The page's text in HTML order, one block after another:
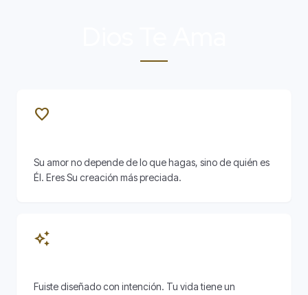
favorite
Su amor no depende de lo que hagas, sino de quién es
Él. Eres Su creación más preciada.
auto_awesome
Fuiste diseñado con intención. Tu vida tiene un